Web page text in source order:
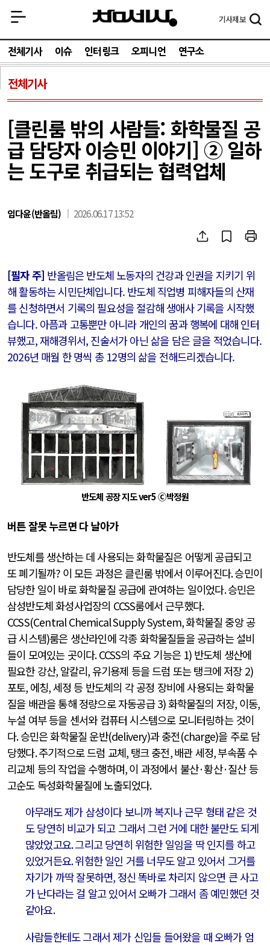
기사제보
전체기사 이슈 인터링크 오피니언 연구소
전체기사
[클린룸 밖의 사람들: 화학물질 공
급 담당자 이승민 이야기] ② 일하
는 도구로 취급되는 협력업체
임다윤(반올림) 2026.06.17 13:52
[필자 주] 반올림은 반도체 노동자의 건강과 인권을 지키기 위
해 활동하는 시민단체입니다. 반도체 직업병 피해자들의 산재
를 신청하면서 기록의 필요성을 절감해 생애사 기록을 시작했
습니다. 아픔과 고통뿐만 아니라 개인의 꿈과 행복에 대해 인터
뷰했고, 재해경위서, 진술서가 아닌 삶을 담은 글을 적었습니다.
2026년 매월 한 명씩 총 12명의 삶을 전해드리겠습니다.
반도체 공장 지도 ver5 Ⓒ박정원
버튼 잘못 누르면 다 날아가
반도체를 생산하는 데 사용되는 화학물질은 어떻게 공급되고
또 폐기될까? 이 모든 과정은 클린룸 밖에서 이루어진다.승민이
담당한 일이 바로 화학물질 공급에 관여하는 일이었다.승민은
삼성반도체 화성사업장의 CCSS룸에서 근무했다.
CCSS(Central Chemical Supply System,화학물질 중앙 공
급 시스템)룸은 생산라인에 각종 화학물질들을 공급하는 설비
들이 모여있는 곳이다. CCSS의 주요 기능은 1) 반도체 생산에
필요한 강산, 알칼리,유기용제 등을 드럼 또는 탱크에 저장 2)
포토, 에칭,세정 등 반도체의 각 공정 장비에 사용되는 화학물
질을 배관을 통해 정량으로 자동공급3)화학물질의 저장, 이동,
누설 여부 등을 센서와 컴퓨터 시스템으로 모니터링하는 것이
다.승민은 화학물질 운반(delivery)과 충전(charge)을 주로 담
당했다.주기적으로 드럼 교체, 탱크 충전,배관 세정,부속품 수
리교체 등의 작업을 수행하며,이 과정에서 불산·황산·질산 등
고순도 독성화학물질에 노출되었다.
아무래도 제가 삼성이다 보니까 복지나 근무 형태 같은 것
도 당연히 비교가 되고 그래서 그런 거에 대한 불만도 되게
많았었고요.그리고 당연히 위험한 일임을 딱 인지를 하고
있었거든요.위험한 일인 거를 너무도 알고 있어서 그거를
자기가 까딱 잘못하면, 정신 똑바로 차리지 않으면 큰 사고
가 난다라는 걸 알고 있어서 오빠가 그래서 좀 예민했던 것
같아요.
사람들한테도 그래서 제가 신입들 들어왔을 때 오빠가 엄